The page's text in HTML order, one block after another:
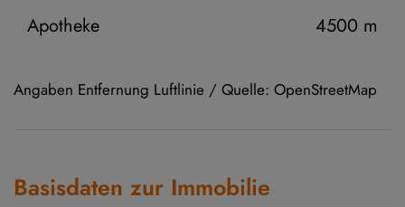
Apotheke
4500 m
Angaben Entfernung Luftlinie / Quelle: OpenStreetMap
Basisdaten zur Immobilie